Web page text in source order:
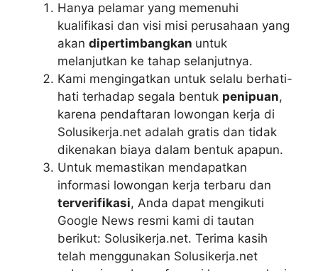
Hanya pelamar yang memenuhi
kualifikasi dan visi misi perusahaan yang
akan dipertimbangkan untuk
melanjutkan ke tahap selanjutnya.
Kami mengingatkan untuk selalu berhati-
hati terhadap segala bentuk penipuan,
karena pendaftaran lowongan kerja di
Solusikerja.net adalah gratis dan tidak
dikenakan biaya dalam bentuk apapun.
Untuk memastikan mendapatkan
informasi lowongan kerja terbaru dan
terverifikasi, Anda dapat mengikuti
Google News resmi kami di tautan
berikut: Solusikerja.net. Terima kasih
telah menggunakan Solusikerja.net